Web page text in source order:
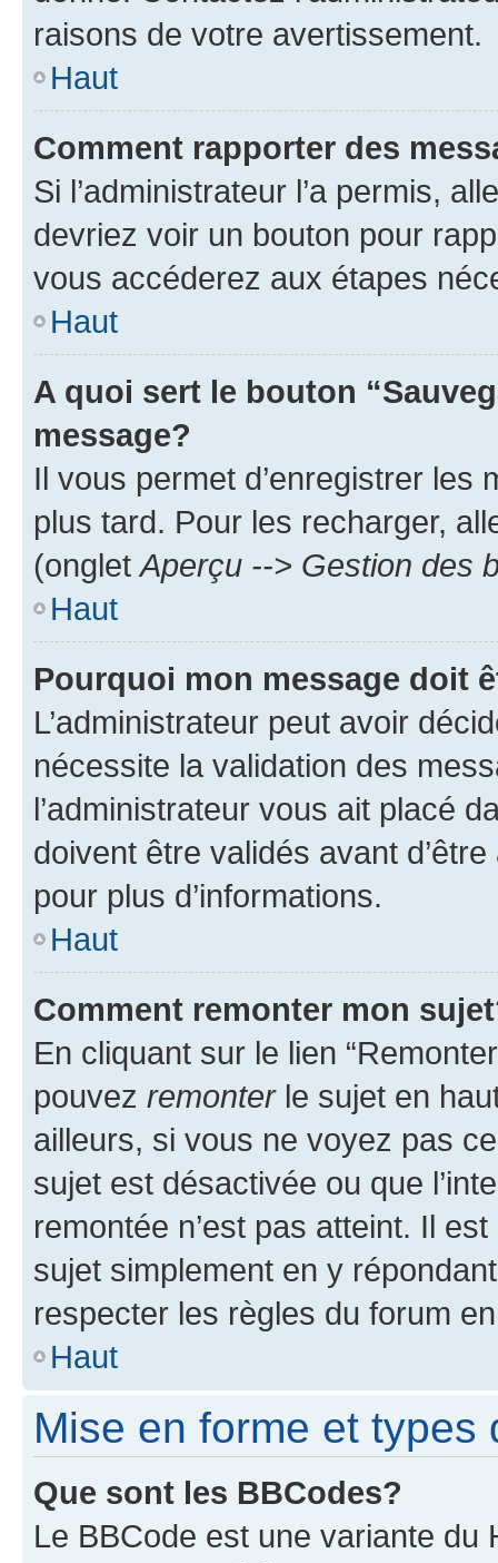
raisons de votre avertissement.
Haut
Comment rapporter des
Si l’administrateur l’a permis,
devriez voir un bouton pour
vous accéderez aux étapes
Haut
A quoi sert le bouton
message?
Il vous permet d’enregistrer
plus tard. Pour les recharger,
(ongletAperçu --> Gestion des
Haut
Pourquoi mon message doit
L’administrateur peut avoir
nécessite la validation des
l’administrateur vous ait placé
doivent être validés avant
pour plus d’informations.
Haut
Comment remonter mon
En cliquant sur le lien
pouvez remonterle sujet en
ailleurs, si vous ne voyez pas
sujet est désactivée ou que
remontée n’est pas atteint. Il
sujet simplement en y
respecter les règles du forum
Haut
Mise en forme et types
Que sont les BBCodes?
Le BBCode est une variante du